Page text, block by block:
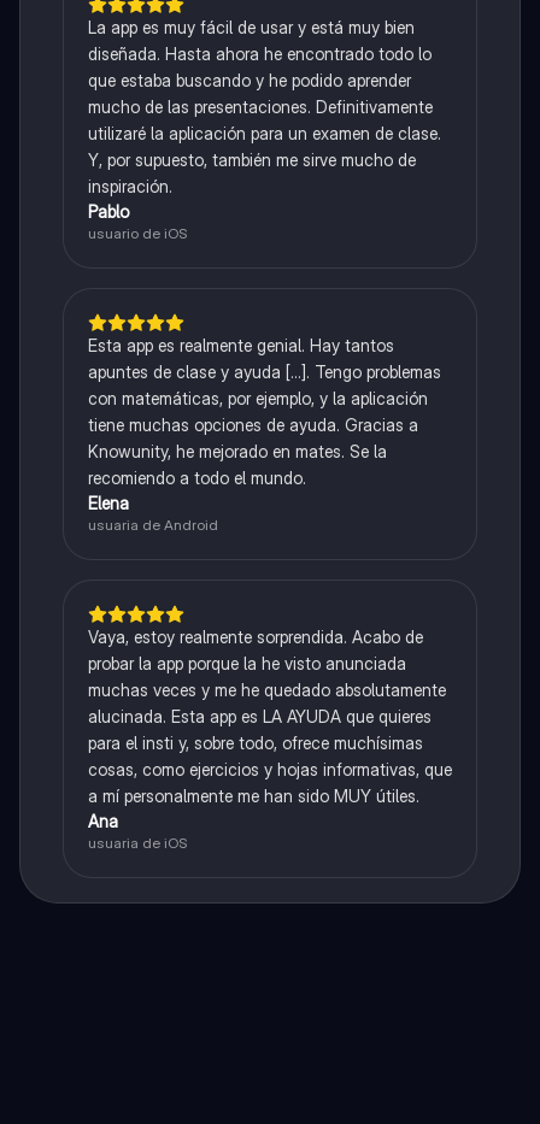
La app es muy fácil de usar y está muy bien
diseñada. Hasta ahora he encontrado todo lo
que estaba buscando y he podido aprender
mucho de las presentaciones. Definitivamente
utilizaré la aplicación para un examen de clase.
Y, por supuesto, también me sirve mucho de
inspiración.
Pablo
usuario de iOS
Esta app es realmente genial. Hay tantos
apuntes de clase y ayuda [...]. Tengo problemas
con matemáticas, por ejemplo, y la aplicación
tiene muchas opciones de ayuda. Gracias a
Knowunity, he mejorado en mates. Se la
recomiendo a todo el mundo.
Elena
usuaria de Android
Vaya, estoy realmente sorprendida. Acabo de
probar la app porque la he visto anunciada
muchas veces y me he quedado absolutamente
alucinada. Esta app es LA AYUDA que quieres
para el insti y, sobre todo, ofrece muchísimas
cosas, como ejercicios y hojas informativas, que
a mí personalmente me han sido MUY útiles.
Ana
usuaria de iOS